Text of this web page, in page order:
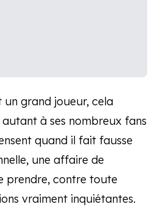
un grand joueur, cela
autant à ses nombreux fans
quand il fait fausse
une affaire de
prendre, contre toute
vraiment inquiétantes.